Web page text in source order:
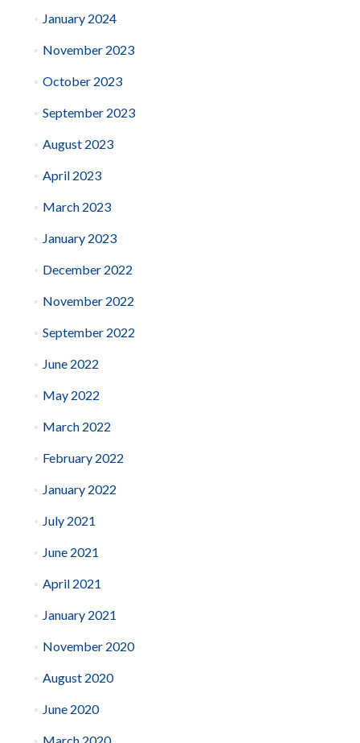
January 2024
November 2023
October 2023
September 2023
August 2023
April 2023
March 2023
January 2023
December 2022
November 2022
September 2022
June 2022
May 2022
March 2022
February 2022
January 2022
July 2021
June 2021
April 2021
January 2021
November 2020
August 2020
June 2020